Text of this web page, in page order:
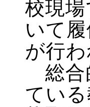
校現
いて
が行わ
総合
てい